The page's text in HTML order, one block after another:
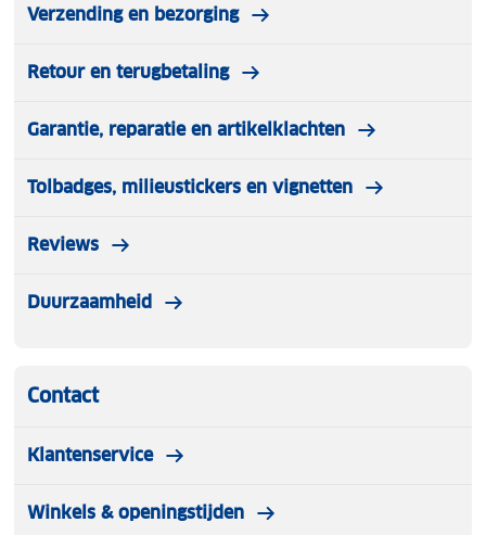
Verzending en bezorging
Retour en terugbetaling
Garantie, reparatie en artikelklachten
Tolbadges, milieustickers en vignetten
Reviews
Duurzaamheid
Contact
Klantenservice
Winkels & openingstijden